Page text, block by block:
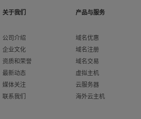
关于我们
公司介绍
企业文化
资质和荣誉
最新动态
媒体关注
联系我们
产品与服务
域名优惠
域名注册
域名交易
虚拟主机
云服务器
海外云主机